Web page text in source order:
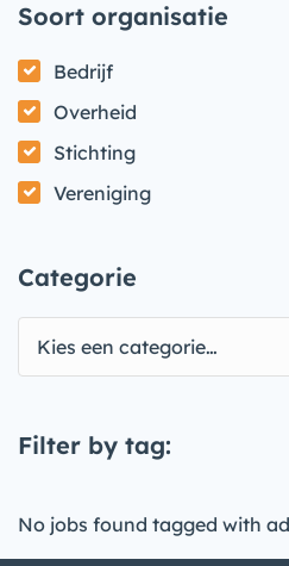
Soort organisatie
Bedrijf
Overheid
Stichting
Vereniging
Categorie
Kies een categorie…
Filter by tag:
No jobs found tagged with